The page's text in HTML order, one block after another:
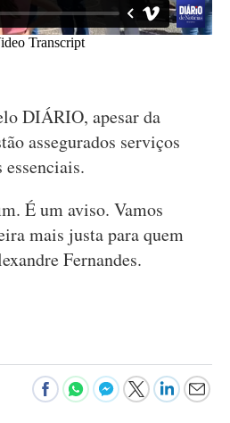
DIÁRIO, apesar da
assegurados serviços
É um aviso. Vamos
mais justa para quem
Fernandes.